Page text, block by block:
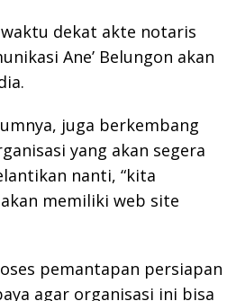
waktu dekat akte notaris
Ane’ Belungon akan
juga berkembang
yang akan segera
nanti, “kita
memiliki web site
pemantapan persiapan
agar organisasi ini bisa